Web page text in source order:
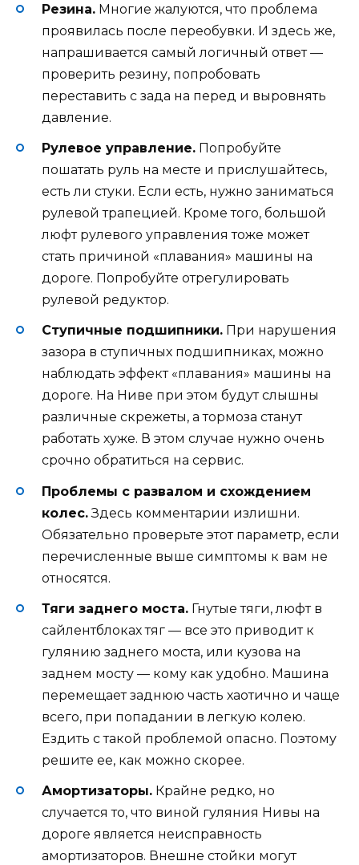
Резина. Многие жалуются, что проблема
проявилась после переобувки. И здесь же,
напрашивается самый логичный ответ —
проверить резину, попробовать
переставить с зада на перед и выровнять
давление.
Рулевое управление. Попробуйте
пошатать руль на месте и прислушайтесь,
есть ли стуки. Если есть, нужно заниматься
рулевой трапецией. Кроме того, большой
люфт рулевого управления тоже может
стать причиной «плавания» машины на
дороге. Попробуйте отрегулировать
рулевой редуктор.
Ступичные подшипники. При нарушения
зазора в ступичных подшипниках, можно
наблюдать эффект «плавания» машины на
дороге. На Ниве при этом будут слышны
различные скрежеты, а тормоза станут
работать хуже. В этом случае нужно очень
срочно обратиться на сервис.
Проблемы с развалом и схождением
колес.Здесь комментарии излишни.
Обязательно проверьте этот параметр, если
перечисленные выше симптомы к вам не
относятся.
Тяги заднего моста. Гнутые тяги, люфт в
сайлентблоках тяг — все это приводит к
гулянию заднего моста, или кузова на
заднем мосту — кому как удобно. Машина
перемещает заднюю часть хаотично и чаще
всего, при попадании в легкую колею.
Ездить с такой проблемой опасно. Поэтому
решите ее, как можно скорее.
Амортизаторы. Крайне редко, но
случается то, что виной гуляния Нивы на
дороге является неисправность
амортизаторов. Внешне стойки могут